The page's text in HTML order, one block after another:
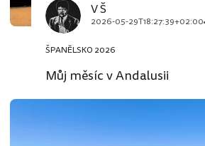
V Š
2026-05-29T18:27:39+02:00
ŠPANĚLSKO 2026
Můj měsíc v Andalusii